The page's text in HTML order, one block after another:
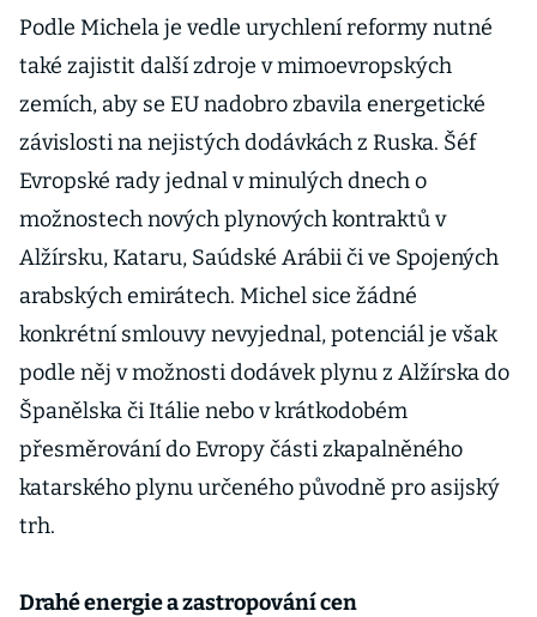
Podle Michela je vedle urychlení reformy nutné
také zajistit další zdroje v mimoevropských
zemích, aby se EU nadobro zbavila energetické
závislosti na nejistých dodávkách z Ruska. Šéf
Evropské rady jednal v minulých dnech o
možnostech nových plynových kontraktů v
Alžírsku, Kataru, Saúdské Arábii či ve Spojených
arabských emirátech. Michel sice žádné
konkrétní smlouvy nevyjednal, potenciál je však
podle něj v možnosti dodávek plynu z Alžírska do
Španělska či Itálie nebo v krátkodobém
přesměrování do Evropy části zkapalněného
katarského plynu určeného původně pro asijský
trh.
Drahé energie a zastropování cen